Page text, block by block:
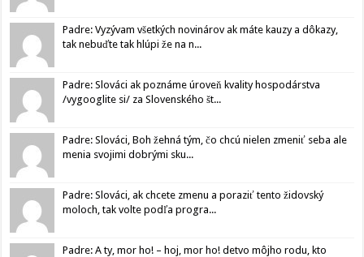
Padre: Vyzývam všetkých novinárov ak máte kauzy a dôkazy,
tak nebuďte tak hlúpi že na n...
Padre: Slováci ak poznáme úroveň kvality hospodárstva
/vygooglite si/ za Slovenského št...
Padre: Slováci, Boh žehná tým, čo chcú nielen zmeniť seba ale
menia svojimi dobrými sku...
Padre: Slováci, ak chcete zmenu a poraziť tento židovský
moloch, tak volte podľa progra...
Padre: A ty, mor ho! – hoj, mor ho! detvo môjho rodu, kto